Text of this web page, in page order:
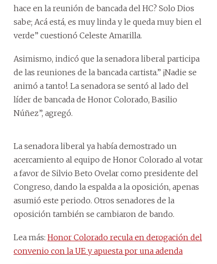
hace en la reunión de bancada del HC? Solo Dios
sabe; Acá está, es muy linda y le queda muy bien el
verde” cuestionó Celeste Amarilla.
Asimismo, indicó que la senadora liberal participa
de las reuniones de la bancada cartista.” ¡Nadie se
animó a tanto!. La senadora se sentó al lado del
líder de bancada de Honor Colorado, Basilio
Núñez”, agregó.
La senadora liberal ya había demostrado un
acercamiento al equipo de Honor Colorado al votar
a favor de Silvio Beto Ovelar como presidente del
Congreso, dando la espalda a la oposición, apenas
asumió este periodo. Otros senadores de la
oposición también se cambiaron de bando.
Lea más: Honor Colorado recula en derogación del
convenio con la UE y apuesta por una adenda